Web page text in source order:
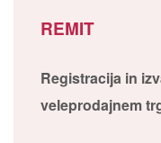
REMIT
Registracija in
veleprodajnem